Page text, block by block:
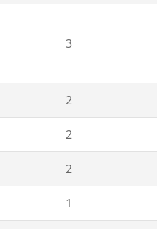
3
2
2
2
1